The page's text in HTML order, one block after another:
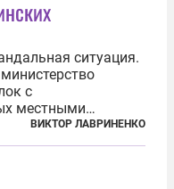
ситуация.
с
местными
Чиновники
с целью
ВИКТОР ЛАВРИНЕНКО